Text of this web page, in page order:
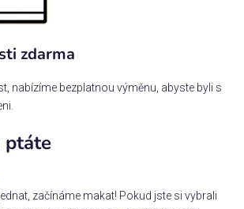
zdarma
nabízíme bezplatnou výměnu, abyste byli s
ptáte
začínáme makat! Pokud jste si vybrali